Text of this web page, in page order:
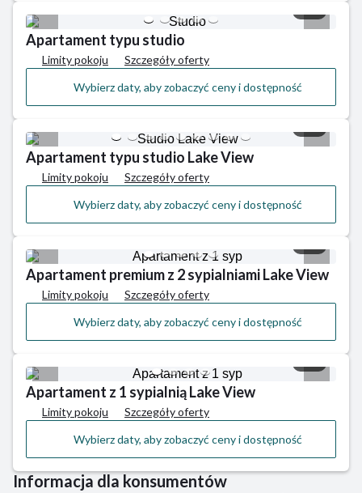
Apartament typu studio
Limity pokoju
Szczegóły oferty
Wybierz daty, aby zobaczyć ceny i dostępność
Apartament typu studio Lake View
Limity pokoju
Szczegóły oferty
Wybierz daty, aby zobaczyć ceny i dostępność
Apartament premium z 2 sypialniami Lake View
Limity pokoju
Szczegóły oferty
Wybierz daty, aby zobaczyć ceny i dostępność
Apartament z 1 sypialnią Lake View
Limity pokoju
Szczegóły oferty
Wybierz daty, aby zobaczyć ceny i dostępność
Informacja dla konsumentów